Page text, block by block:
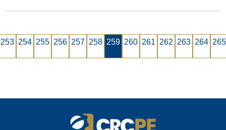
253 254 255 256 257 258 259 260 261 262 263 264 265